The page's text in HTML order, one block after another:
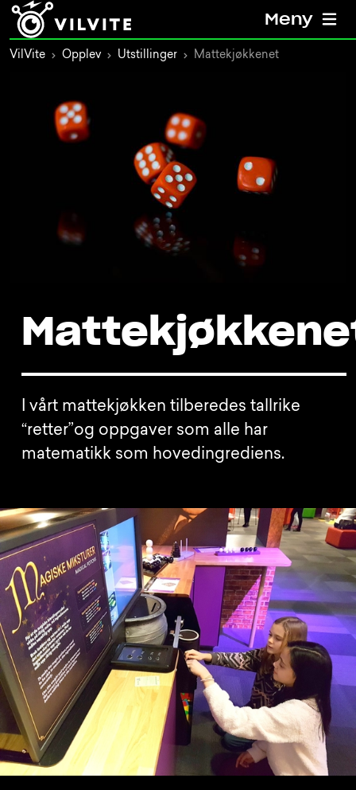
Meny
VilVite Opplev Utstillinger Mattekjøkkenet
I vårt mattekjøkken tilberedes tallrike
“retter”og oppgaver som alle har
matematikk som hovedingrediens.